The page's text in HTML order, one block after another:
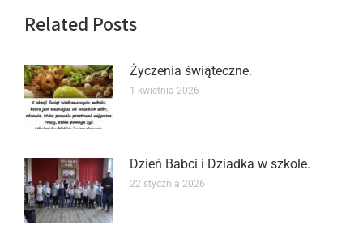
Related Posts
Życzenia świąteczne.
1 kwietnia 2026
Dzień Babci i Dziadka w szkole.
22 stycznia 2026